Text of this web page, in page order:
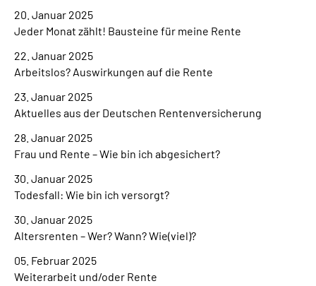
20. Januar 2025
Jeder Monat zählt! Bausteine für meine Rente
22. Januar 2025
Arbeitslos? Auswirkungen auf die Rente
23. Januar 2025
Aktuelles aus der Deutschen Rentenversicherung
28. Januar 2025
Frau und Rente – Wie bin ich abgesichert?
30. Januar 2025
Todesfall: Wie bin ich versorgt?
30. Januar 2025
Altersrenten – Wer? Wann? Wie(viel)?
05. Februar 2025
Weiterarbeit und/oder Rente